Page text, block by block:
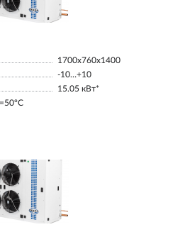
1700х760х1400
-10…+10
15.05 кВт*